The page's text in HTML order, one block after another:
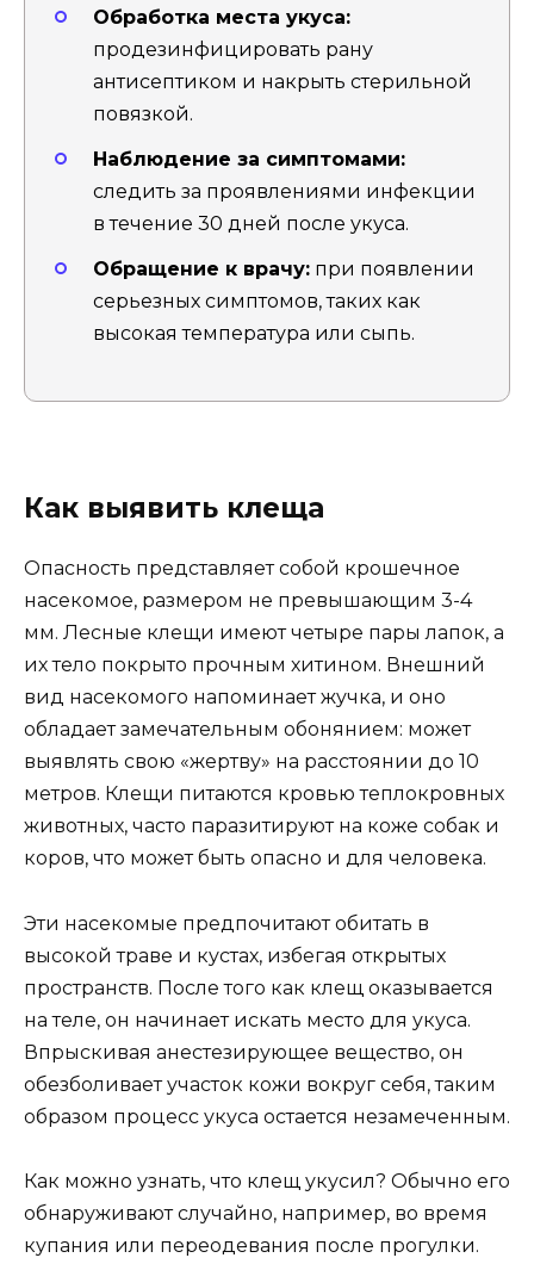
Обработка места укуса:
продезинфицировать рану
антисептиком и накрыть стерильной
повязкой.
Наблюдение за симптомами:
следить за проявлениями инфекции
в течение 30 дней после укуса.
Обращение к врачу: при появлении
серьезных симптомов, таких как
высокая температура или сыпь.
Как выявить клеща
Опасность представляет собой крошечное
насекомое, размером не превышающим 3-4
мм. Лесные клещи имеют четыре пары лапок, а
их тело покрыто прочным хитином. Внешний
вид насекомого напоминает жучка, и оно
обладает замечательным обонянием: может
выявлять свою «жертву» на расстоянии до 10
метров. Клещи питаются кровью теплокровных
животных, часто паразитируют на коже собак и
коров, что может быть опасно и для человека.
Эти насекомые предпочитают обитать в
высокой траве и кустах, избегая открытых
пространств. После того как клещ оказывается
на теле, он начинает искать место для укуса.
Впрыскивая анестезирующее вещество, он
обезболивает участок кожи вокруг себя, таким
образом процесс укуса остается незамеченным.
Как можно узнать, что клещ укусил? Обычно его
обнаруживают случайно, например, во время
купания или переодевания после прогулки.